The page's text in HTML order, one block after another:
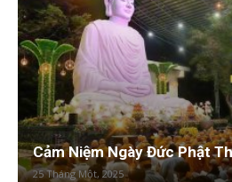
Cảm Niệm Ngày Đức Phật
25 Tháng Một, 2025